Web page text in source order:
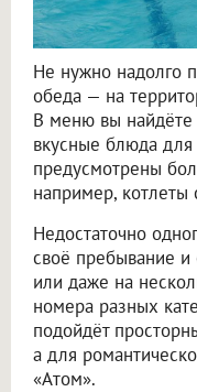
Не нужно надолго
обеда — на
В меню вы
вкусные блюда для
предусмотрены
например,
Недостаточно
своё пребывание и
или даже на
номера разных
подойдёт
а для
«Атом».